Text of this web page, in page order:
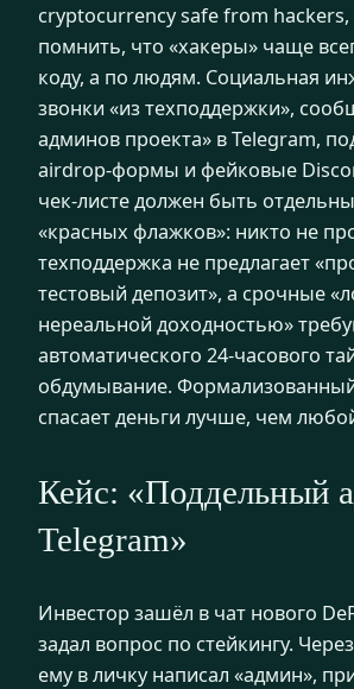
cryptocurrency safe from
помнить, что «хакеры» чаще
коду, а по людям. Социальная
звонки «из техподдержки»,
админов проекта» в Telegram,
airdrop-формы и фейковые
чек-листе должен быть
«красных флажков»: никто не
техподдержка не предлагает
тестовый депозит», а срочные
нереальной доходностью»
автоматического 24-часового
обдумывание. Формализованный
спасает деньги лучше, чем
Кейс: «Поддельный
Telegram»
Инвестор зашёл в чат нового
задал вопрос по стейкингу.
ему в личку написал «админ»,